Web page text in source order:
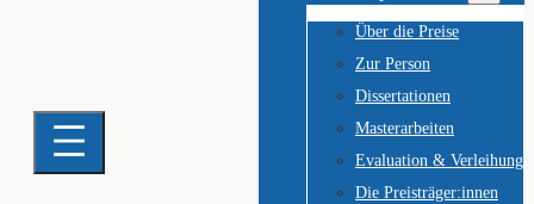
Über die Preise
Zur Person
Dissertationen
Masterarbeiten
Evaluation & Verleihung
Die Preisträger:innen